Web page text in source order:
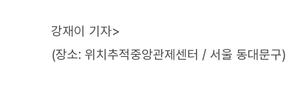
강재이 기자>
(장소: 위치추적중앙관제센터 / 서울 동대문구)